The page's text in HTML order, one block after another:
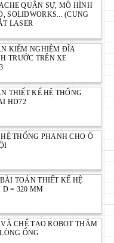
QUÂN SỰ, MÔ HÌNH
SOLIDWORKS... (CUNG
LASER
KIỂM NGHIỆM ĐĨA
TRƯỚC TRÊN XE
THIẾT KẾ HỆ THỐNG
HD72
THỐNG PHANH CHO Ô
TOÁN THIẾT KẾ HỆ
= 320 MM
CHẾ TẠO ROBOT THĂM
ỐNG